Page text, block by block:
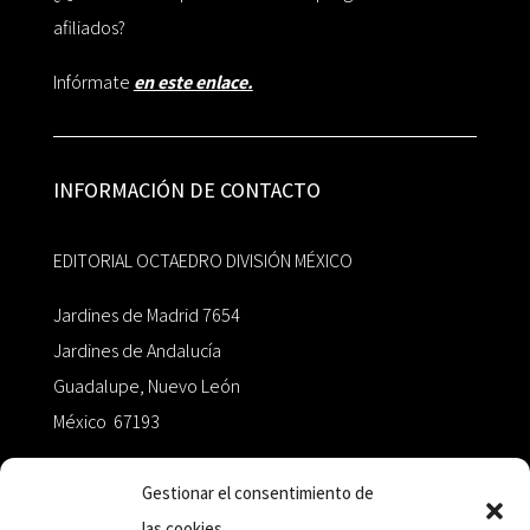
Gestionar el consentimiento de
afiliados?
Infórmate en este enlace.
INFORMACIÓN DE CONTACTO
EDITORIAL OCTAEDRO DIVISIÓN MÉXICO
Jardines de Madrid 7654
Jardines de Andalucía
Guadalupe, Nuevo León
México 67193